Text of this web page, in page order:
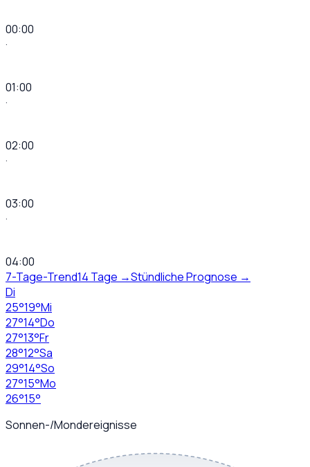
00:00
·
01:00
·
02:00
·
03:00
·
04:00
7-Tage-Trend14 Tage →Stündliche Prognose →
Di
25°19°Mi
27°14°Do
27°13°Fr
28°12°Sa
29°14°So
27°15°Mo
26°15°
Sonnen-/Mondereignisse